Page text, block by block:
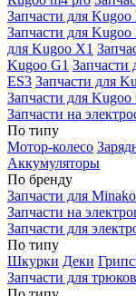
Запчасти для Kugoo
Запчасти для Kugoo
для Kugoo X1
Kugoo G1 Запчасти
ES3 Запчасти для
Запчасти для Kugoo
Запчасти на
По типу
Мотор-колесо
Аккумуляторы
По бренду
Запчасти для Minako
Запчасти на
Запчасти для
По типу
Шкурки Деки
Запчасти для